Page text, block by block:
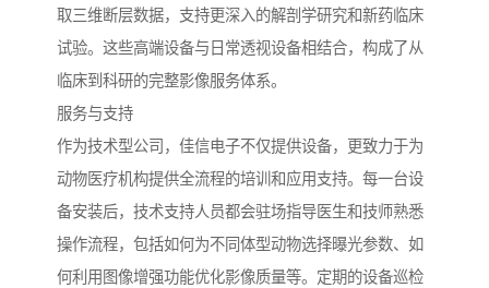
取三维断层数据，支持更深入的解剖学研究和新药临床
试验。这些高端设备与日常透视设备相结合，构成了从
临床到科研的完整影像服务体系。
服务与支持
作为技术型公司，佳信电子不仅提供设备，更致力于为
动物医疗机构提供全流程的培训和应用支持。每一台设
备安装后，技术支持人员都会驻场指导医生和技师熟悉
操作流程，包括如何为不同体型动物选择曝光参数、如
何利用图像增强功能优化影像质量等。定期的设备巡检